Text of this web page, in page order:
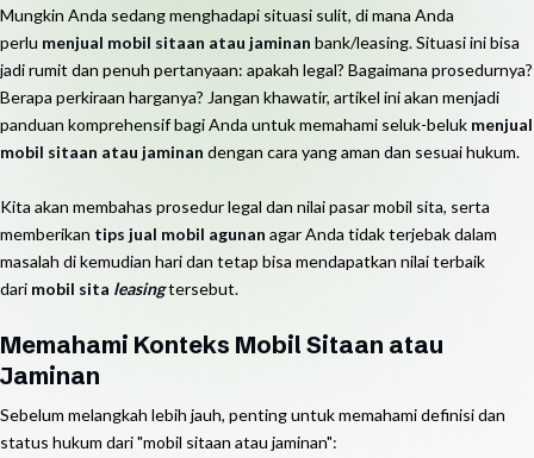
Mungkin Anda sedang menghadapi situasi sulit, di mana Anda
perlu menjual mobil sitaan atau jaminan bank/leasing. Situasi ini bisa
jadi rumit dan penuh pertanyaan: apakah legal? Bagaimana prosedurnya?
Berapa perkiraan harganya? Jangan khawatir, artikel ini akan menjadi
panduan komprehensif bagi Anda untuk memahami seluk-beluk menjual
mobil sitaan atau jaminan dengan cara yang aman dan sesuai hukum.
Kita akan membahas prosedur legal dan nilai pasar mobil sita, serta
memberikan tips jual mobil agunan agar Anda tidak terjebak dalam
masalah di kemudian hari dan tetap bisa mendapatkan nilai terbaik
dari mobil sita leasingtersebut.
Memahami Konteks Mobil Sitaan atau
Jaminan
Sebelum melangkah lebih jauh, penting untuk memahami definisi dan
status hukum dari "mobil sitaan atau jaminan":